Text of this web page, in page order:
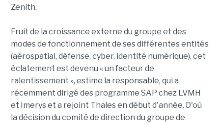
Zenith.
Fruit de la croissance externe du groupe et des
modes de fonctionnement de ses différentes entités
(aérospatial, défense, cyber, identité numérique), cet
éclatement est devenu « un facteur de
ralentissement », estime la responsable, qui a
récemment dirigé des programme SAP chez LVMH
et Imerys et a rejoint Thales en début d'année. D'où
la décision du comité de direction du groupe de